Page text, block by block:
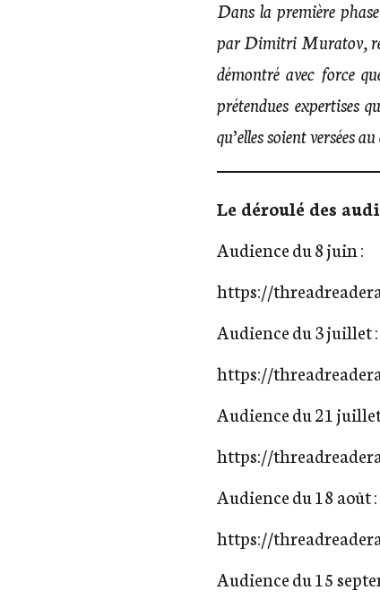
Dans la première
par Dimitri Muratov,
démontré avec force
prétendues expertises
qu’elles soient versées
Le déroulé des
Audience du 8 juin :
https://
Audience du 3 juillet :
https://
Audience du 21
https://
Audience du 18 août :
https://
Audience du 15